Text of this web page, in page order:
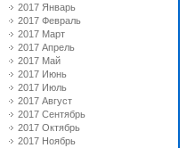
2017 Январь
2017 Февраль
2017 Март
2017 Апрель
2017 Май
2017 Июнь
2017 Июль
2017 Август
2017 Сентябрь
2017 Октябрь
2017 Ноябрь